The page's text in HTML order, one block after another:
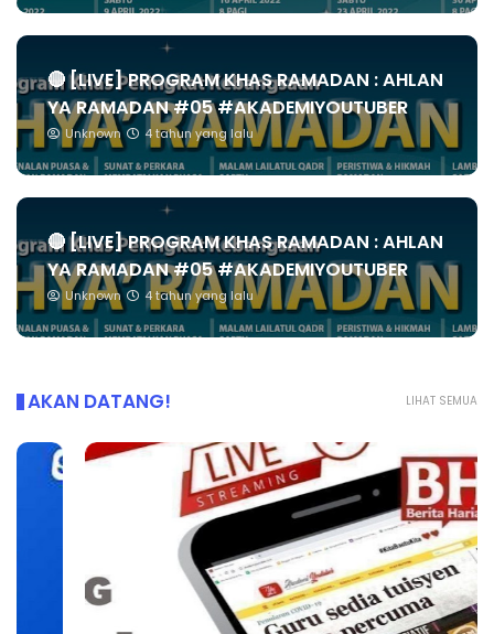
🔴 [LIVE] PROGRAM KHAS RAMADAN : AHLAN
YA RAMADAN #05 #AKADEMIYOUTUBER
Unknown 4 tahun yang lalu
🔴 [LIVE] PROGRAM KHAS RAMADAN : AHLAN
YA RAMADAN #05 #AKADEMIYOUTUBER
Unknown 4 tahun yang lalu
LIHAT SEMUA
AKAN DATANG!